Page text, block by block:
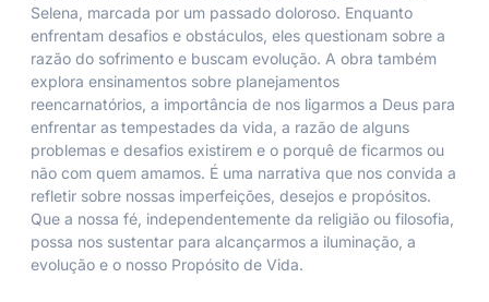
Selena, marcada por um passado doloroso. Enquanto
enfrentam desafios e obstáculos, eles questionam sobre a
razão do sofrimento e buscam evolução. A obra também
explora ensinamentos sobre planejamentos
reencarnatórios, a importância de nos ligarmos a Deus para
enfrentar as tempestades da vida, a razão de alguns
problemas e desafios existirem e o porquê de ficarmos ou
não com quem amamos. É uma narrativa que nos convida a
refletir sobre nossas imperfeições, desejos e propósitos.
Que a nossa fé, independentemente da religião ou filosofia,
possa nos sustentar para alcançarmos a iluminação, a
evolução e o nosso Propósito de Vida.